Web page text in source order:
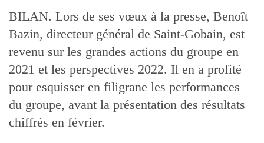
BILAN. Lors de ses vœux à la presse, Benoît
Bazin, directeur général de Saint-Gobain, est
revenu sur les grandes actions du groupe en
2021 et les perspectives 2022. Il en a profité
pour esquisser en filigrane les performances
du groupe, avant la présentation des résultats
chiffrés en février.